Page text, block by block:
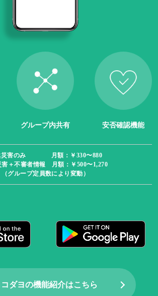
グループ内共有 安否確認機能
災害のみ 月額：￥330〜880
害＋不審者情報 月額：￥500〜1,270
（グループ定員数により変動）
コダヨの機能紹介はこちら